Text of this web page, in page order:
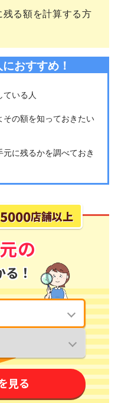
る額を計算する方
おすすめ！
ている人
の額を知っておきたい
に残るかを調べておき